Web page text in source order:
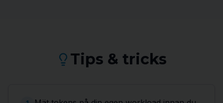
Tips & tricks